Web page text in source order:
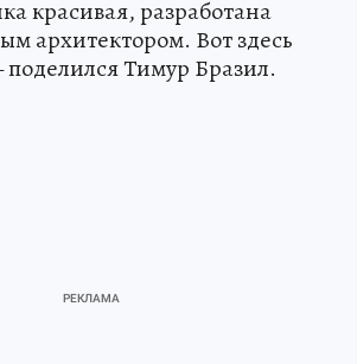
красивая, разработана
архитектором. Вот здесь
Тимур Бразил.